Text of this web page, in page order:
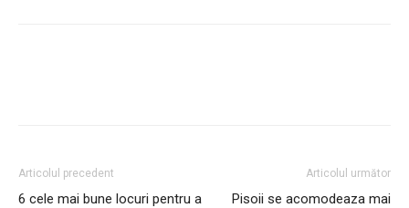
Articolul precedent
6 cele mai bune locuri pentru a
Articolul următor
Pisoii se acomodeaza mai